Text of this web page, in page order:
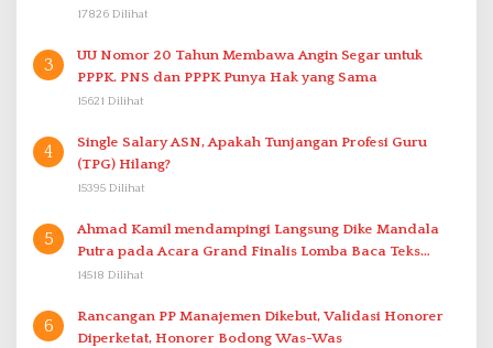
17826 Dilihat
3
UU Nomor 20 Tahun Membawa Angin Segar untuk
PPPK. PNS dan PPPK Punya Hak yang Sama
15621 Dilihat
4
Single Salary ASN, Apakah Tunjangan Profesi Guru
(TPG) Hilang?
15395 Dilihat
5
Ahmad Kamil mendampingi Langsung Dike Mandala
Putra pada Acara Grand Finalis Lomba Baca Teks
Proklamasi Mirip Bung Karno di Bali
14518 Dilihat
6
Rancangan PP Manajemen Dikebut, Validasi Honorer
Diperketat, Honorer Bodong Was-Was